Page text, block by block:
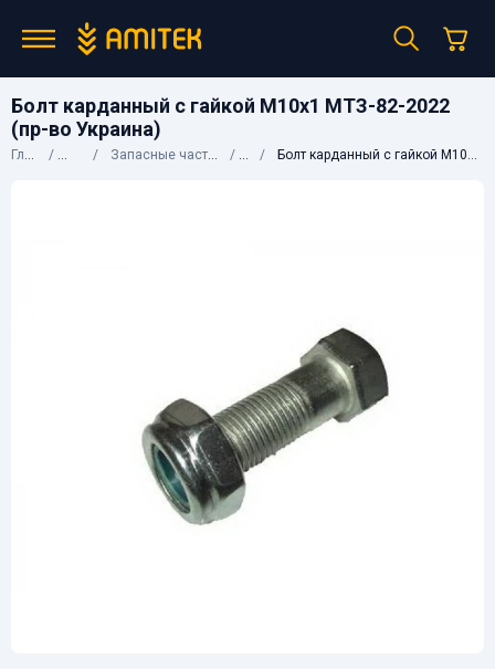
Болт карданный с гайкой М10х1 МТЗ-82-2022
(пр-во Украина)
Главная КаталогЗапасные части к сельхозтехнике МТЗ Болт карданный с гайкой М10х1 МТЗ-82-2022 (пр-во Украина)